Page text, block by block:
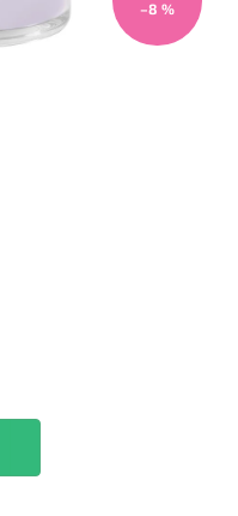
–8 %